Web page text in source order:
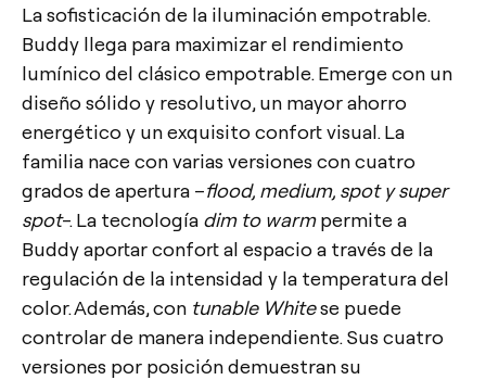
La sofisticación de la iluminación empotrable.
Buddy llega para maximizar el rendimiento
lumínico del clásico empotrable. Emerge con un
diseño sólido y resolutivo, un mayor ahorro
energético y un exquisito confort visual. La
familia nace con varias versiones con cuatro
grados de apertura –flood, medium, spot y super
spot-. La tecnología dim to warmpermite a
Buddy aportar confort al espacio a través de la
regulación de la intensidad y la temperatura del
color. Además, con tunable Whitese puede
controlar de manera independiente. Sus cuatro
versiones por posición demuestran su